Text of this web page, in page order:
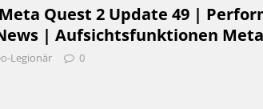
Quest 2 Update 49 |
| Aufsichtsfunktionen
Legionär 0